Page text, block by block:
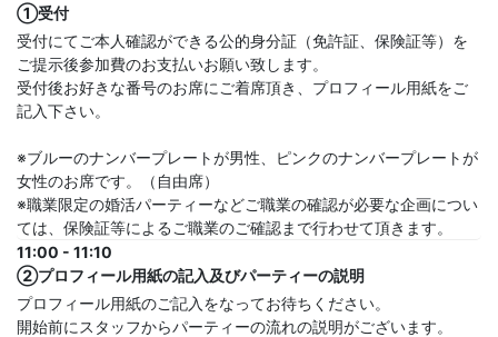
①受付
受付にてご本人確認ができる公的身分証（免許証、保険証等）を
ご提示後参加費のお支払いお願い致します。
受付後お好きな番号のお席にご着席頂き、プロフィール用紙をご
記入下さい。
※ブルーのナンバープレートが男性、ピンクのナンバープレートが
女性のお席です。（自由席）
※職業限定の婚活パーティーなどご職業の確認が必要な企画につい
ては、保険証等によるご職業のご確認まで行わせて頂きます。
11:00 - 11:10
②プロフィール用紙の記入及びパーティーの説明
プロフィール用紙のご記入をなってお待ちください。
開始前にスタッフからパーティーの流れの説明がございます。